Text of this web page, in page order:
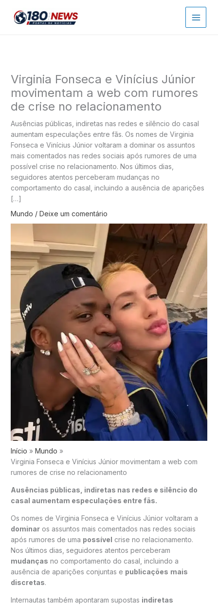
para
Virginia Fonseca e Vinícius Júnior
movimentam a web com rumores
de crise no relacionamento
Ausências públicas, indiretas nas redes e silêncio do casal
aumentam especulações entre fãs. Os nomes de Virginia
Fonseca e Vinícius Júnior voltaram a dominar os assuntos
mais comentados nas redes sociais após rumores de uma
possível crise no relacionamento. Nos últimos dias,
seguidores atentos perceberam mudanças no
comportamento do casal, incluindo a ausência de aparições
[…]
Mundo / Deixe um comentário
Início
Mundo
Virginia Fonseca e Vinícius Júnior movimentam a web com
rumores de crise no relacionamento
Ausências públicas, indiretas nas redes e silêncio do
casal aumentam especulações entre fãs.
Os nomes de Virginia Fonseca e Vinícius Júnior voltaram a
dominaros assuntos mais comentados nas redes sociais
após rumores de uma possível crise no relacionamento.
Nos últimos dias, seguidores atentos perceberam
mudanças no comportamento do casal, incluindo a
ausência de aparições conjuntas e publicações mais
discretas.
Internautas também apontaram supostas indiretas